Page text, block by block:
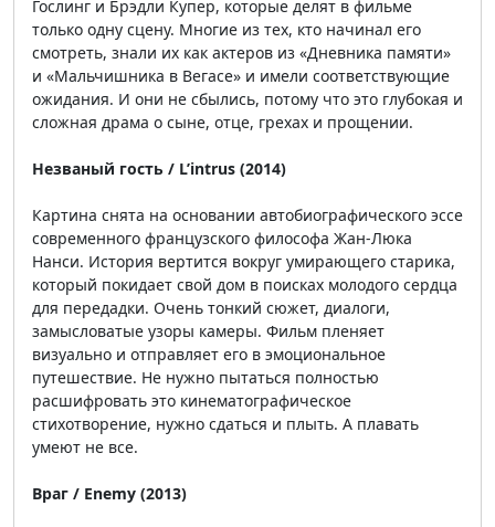
Гослинг и Брэдли Купер, которые делят в фильме
только одну сцену. Многие из тех, кто начинал его
смотреть, знали их как актеров из «Дневника памяти»
и «Мальчишника в Вегасе» и имели соответствующие
ожидания. И они не сбылись, потому что это глубокая и
сложная драма о сыне, отце, грехах и прощении.
Незваный гость / L’intrus (2014)
Картина снята на основании автобиографического эссе
современного французского философа Жан-Люка
Нанси. История вертится вокруг умирающего старика,
который покидает свой дом в поисках молодого сердца
для передадки. Очень тонкий сюжет, диалоги,
замысловатые узоры камеры. Фильм пленяет
визуально и отправляет его в эмоциональное
путешествие. Не нужно пытаться полностью
расшифровать это кинематографическое
стихотворение, нужно сдаться и плыть. А плавать
умеют не все.
Враг / Enemy (2013)